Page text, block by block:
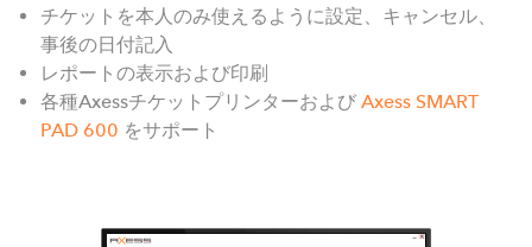
チケットを本人のみ使えるように設定、キャンセル、
事後の日付記入
レポートの表示および印刷
各種Axessチケットプリンターおよび Axess SMART
PAD 600 をサポート